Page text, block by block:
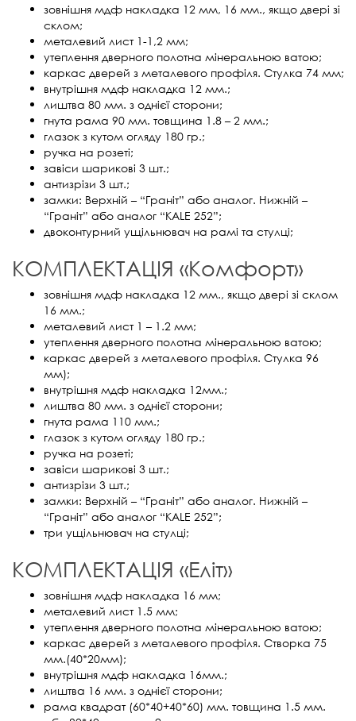
зовнішня мдф накладка 12 мм, 16 мм., якщо двері зі
склом;
металевий лист 1-1,2 мм;
утеплення дверного полотна мінеральною ватою;
каркас дверей з металевого профіля. Стулка 74 мм;
внутрішня мдф накладка 12 мм.;
лиштва 80 мм. з однієї сторони;
гнута рама 90 мм. товщина 1.8 – 2 мм.;
глазок з кутом огляду 180 гр.;
ручка на розеті;
завіси шарикові 3 шт.;
антизрізи 3 шт.;
замки: Верхній – “Граніт” або аналог. Нижній –
“Граніт” або аналог “KALE 252”;
двоконтурний ущільнювач на рамі та стулці;
КОМПЛЕКТАЦІЯ «Комфорт»
зовнішня мдф накладка 12 мм., якщо двері зі склом
16 мм.;
металевий лист 1 – 1.2 мм;
утеплення дверного полотна мінеральною ватою;
каркас дверей з металевого профіля. Стулка 96
мм);
внутрішня мдф накладка 12мм.;
лиштва 80 мм. з однієї сторони;
гнута рама 110 мм.;
глазок з кутом огляду 180 гр.;
ручка на розеті;
завіси шарикові 3 шт.;
антизрізи 3 шт.;
замки: Верхній – “Граніт” або аналог. Нижній –
“Граніт” або аналог “KALE 252”;
три ущільнювач на стулці;
КОМПЛЕКТАЦІЯ «Еліт»
зовнішня мдф накладка 16 мм;
металевий лист 1.5 мм;
утеплення дверного полотна мінеральною ватою;
каркас дверей з металевого профіля. Створка 75
мм.(40*20мм);
внутрішня мдф накладка 16мм.;
лиштва 16 мм. з однієї сторони;
рама квадрат (60*40+40*60) мм. товщина 1.5 мм.